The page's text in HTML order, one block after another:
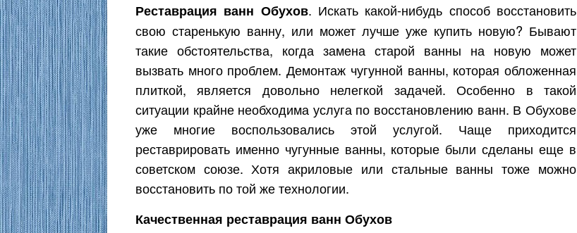
Реставрация ванн Обухов. Искать какой-нибудь способ восстановить
свою старенькую ванну, или может лучше уже купить новую? Бывают
такие обстоятельства, когда замена старой ванны на новую может
вызвать много проблем. Демонтаж чугунной ванны, которая обложенная
плиткой, является довольно нелегкой задачей. Особенно в такой
ситуации крайне необходима услуга по восстановлению ванн. В Обухове
уже многие воспользовались этой услугой. Чаще приходится
реставрировать именно чугунные ванны, которые были сделаны еще в
советском союзе. Хотя акриловые или стальные ванны тоже можно
восстановить по той же технологии.
Качественная реставрация ванн Обухов